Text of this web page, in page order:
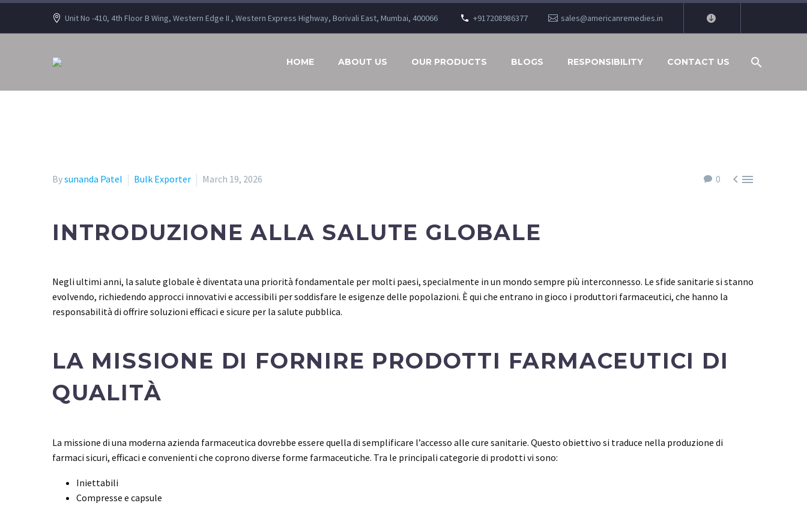
Unit No -410, 4th Floor B Wing, Western Edge II , Western Express Highway, Borivali East, Mumbai, 400066 +917208986377 sales@americanremedies.in
HOME ABOUT US OUR PRODUCTS BLOGS RESPONSIBILITY CONTACT US
0 
Bysunanda Patel Bulk Exporter March 19, 2026
INTRODUZIONE ALLA SALUTE GLOBALE
Negli ultimi anni, la salute globale è diventata una priorità fondamentale per molti paesi, specialmente in un mondo sempre più interconnesso. Le sfide sanitarie si stanno
evolvendo, richiedendo approcci innovativi e accessibili per soddisfare le esigenze delle popolazioni. È qui che entrano in gioco i produttori farmaceutici, che hanno la
responsabilità di offrire soluzioni efficaci e sicure per la salute pubblica.
LA MISSIONE DI FORNIRE PRODOTTI FARMACEUTICI DI
QUALITÀ
La missione di una moderna azienda farmaceutica dovrebbe essere quella di semplificare l’accesso alle cure sanitarie. Questo obiettivo si traduce nella produzione di
farmaci sicuri, efficaci e convenienti che coprono diverse forme farmaceutiche. Tra le principali categorie di prodotti vi sono:
Iniettabili
Compresse e capsule